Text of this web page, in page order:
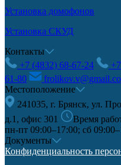
Установка домофонов
Установка СКУД
Контакты
+7 (4832) 68-67-24
61-80
Местоположение
241035, г. Брянск, ул.
д.1, офис 301
Время
пн-пт 09:00–17:00; сб
Документы
Конфиденциальность